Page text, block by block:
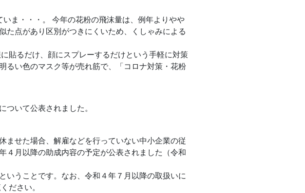
ま・・・。 今年の花粉の飛沫量は、例年よりやや
た点があり区別がつきにくいため、くしゃみによる
貼るだけ、顔にスプレーするだけという手軽に対策
るい色のマスク等が売れ筋で、「コロナ対策・花粉
いて公表されました。
ませた場合、解雇などを行っていない中小企業の従
４月以降の助成内容の予定が公表されました（令和
いうことです。なお、令和４年７月以降の取扱いに
ださい。